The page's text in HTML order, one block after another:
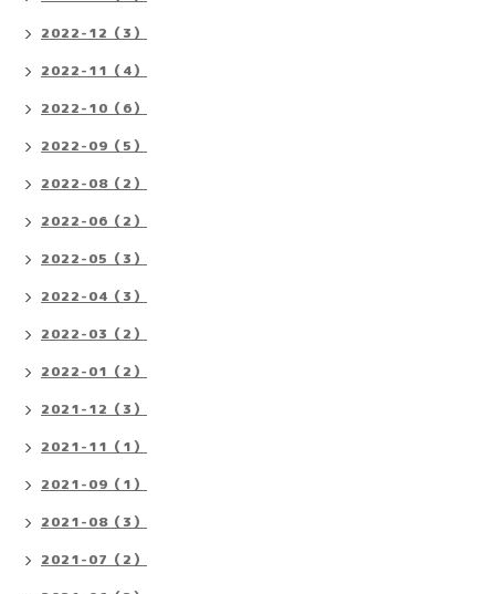
2022-12（3）
2022-11（4）
2022-10（6）
2022-09（5）
2022-08（2）
2022-06（2）
2022-05（3）
2022-04（3）
2022-03（2）
2022-01（2）
2021-12（3）
2021-11（1）
2021-09（1）
2021-08（3）
2021-07（2）